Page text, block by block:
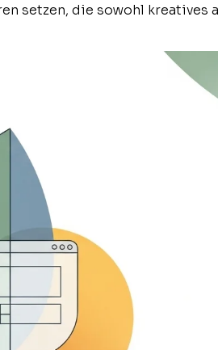
setzen, die sowohl kreatives